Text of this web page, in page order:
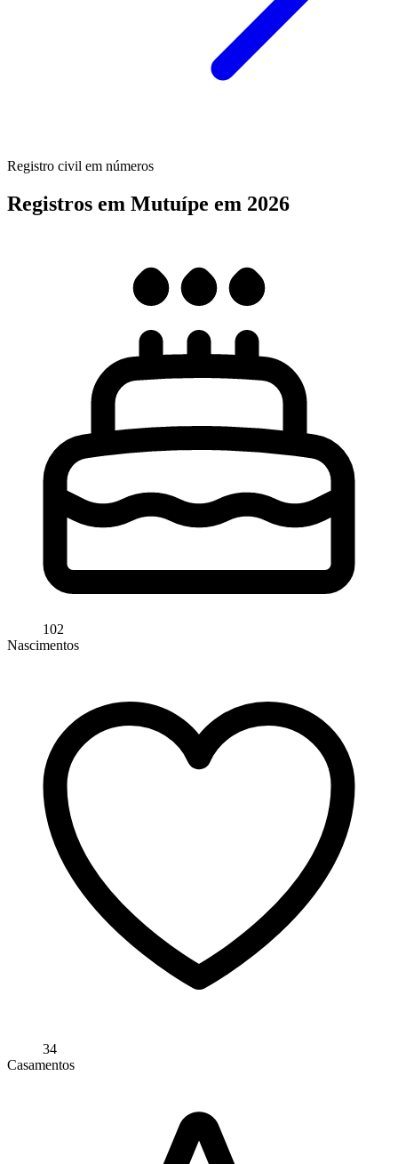
Registro civil em números
Registros em Mutuípe em 2026
102
Nascimentos
34
Casamentos